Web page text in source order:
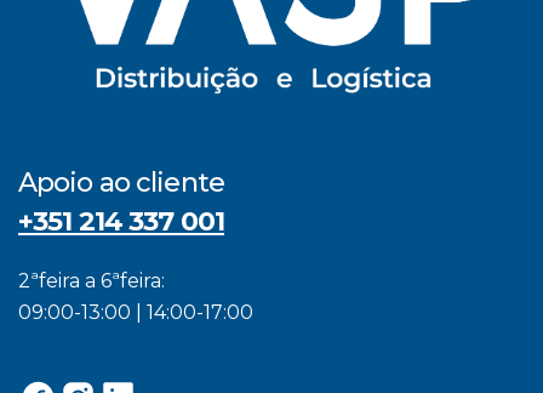
Apoio ao cliente
+351 214 337 001
2ªfeira a 6ªfeira:
09:00-13:00 | 14:00-17:00